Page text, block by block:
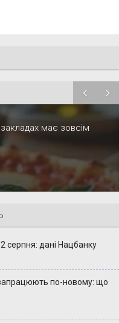
має зовсім
серпня: дані Нацбанку
по-новому: що